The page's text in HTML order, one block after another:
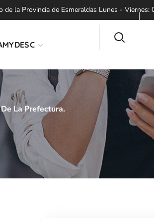
la Provincia de Esmeraldas Lunes - Viernes:
La Prefectura.